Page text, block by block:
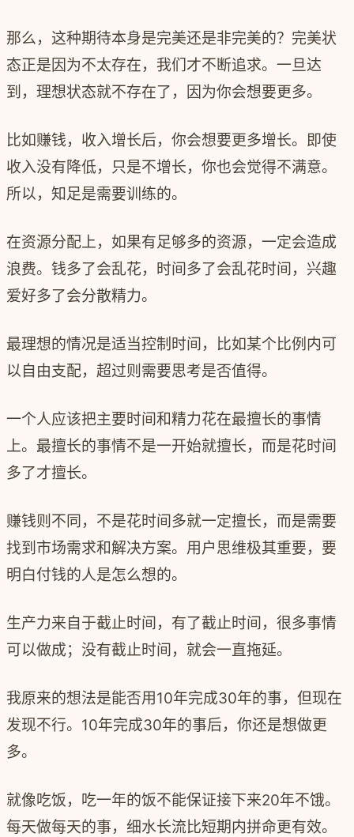
那么，这种期待本身是完美还是非完美的？完美状
态正是因为不太存在，我们才不断追求。一旦达
到，理想状态就不存在了，因为你会想要更多。
比如赚钱，收入增长后，你会想要更多增长。即使
收入没有降低，只是不增长，你也会觉得不满意。
所以，知足是需要训练的。
在资源分配上，如果有足够多的资源，一定会造成
浪费。钱多了会乱花，时间多了会乱花时间，兴趣
爱好多了会分散精力。
最理想的情况是适当控制时间，比如某个比例内可
以自由支配，超过则需要思考是否值得。
一个人应该把主要时间和精力花在最擅长的事情
上。 最擅长的事情不是一开始就擅长，而是花时间
多了才擅长。
赚钱则不同，不是花时间多就一定擅长，而是需要
找到市场需求和解决方案。用户思维极其重要，要
明白付钱的人是怎么想的。
生产力来自于截止时间 ，有了截止时间，很多事情
可以做成；没有截止时间，就会一直拖延。
我原来的想法是能否用10年完成30年的事，但现在
发现不行。 10年完成30年的事后，你还是想做更
多。
就像吃饭，吃一年的饭不能保证接下来20年不饿。
每天做每天的事，细水长流比短期内拼命更有效。